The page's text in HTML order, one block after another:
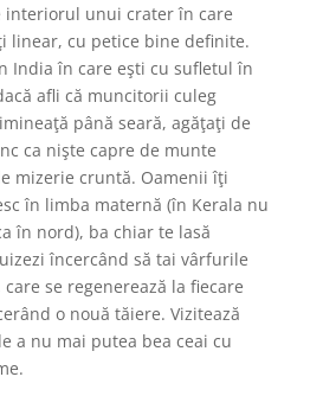
interiorul unui crater în care
linear, cu petice bine definite.
India în care eşti cu sufletul în
afli că muncitorii culeg
până seară, agăţaţi de
ca nişte capre de munte
mizerie cruntă. Oamenii îţi
în limba maternă (în Kerala nu
în nord), ba chiar te lasă
încercând să tai vârfurile
se regenerează la fiecare
o nouă tăiere. Vizitează
a nu mai putea bea ceai cu